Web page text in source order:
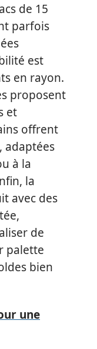
de 15
parfois
est
en rayon.
proposent
et
offrent
adaptées
à la
la
avec des
de
palette
bien
une